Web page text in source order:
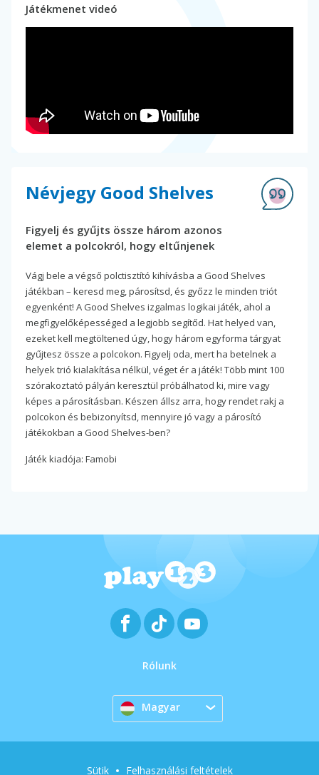
Játékmenet videó
Névjegy Good Shelves
Figyelj és gyűjts össze három azonos
elemet a polcokról, hogy eltűnjenek
Vágj bele a végső polctisztító kihívásba a Good Shelves
játékban – keresd meg, párosítsd, és győzz le minden triót
egyenként! A Good Shelves izgalmas logikai játék, ahol a
megfigyelőképességed a legjobb segítőd. Hat helyed van,
ezeket kell megtöltened úgy, hogy három egyforma tárgyat
gyűjtesz össze a polcokon. Figyelj oda, mert ha betelnek a
helyek trió kialakítása nélkül, véget ér a játék! Több mint 100
szórakoztató pályán keresztül próbálhatod ki, mire vagy
képes a párosításban. Készen állsz arra, hogy rendet rakj a
polcokon és bebizonyítsd, mennyire jó vagy a párosító
játékokban a Good Shelves-ben?
Játék kiadója: Famobi
Rólunk
Magyar
Sütik Felhasználási feltételek